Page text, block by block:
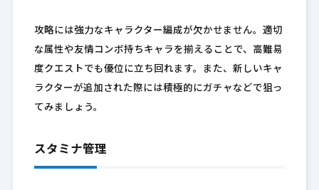
攻略には強力なキャラクター編成が欠かせません。適切
な属性や友情コンボ持ちキャラを揃えることで、高難易
度クエストでも優位に立ち回れます。また、新しいキャ
ラクターが追加された際には積極的にガチャなどで狙っ
てみましょう。
スタミナ管理